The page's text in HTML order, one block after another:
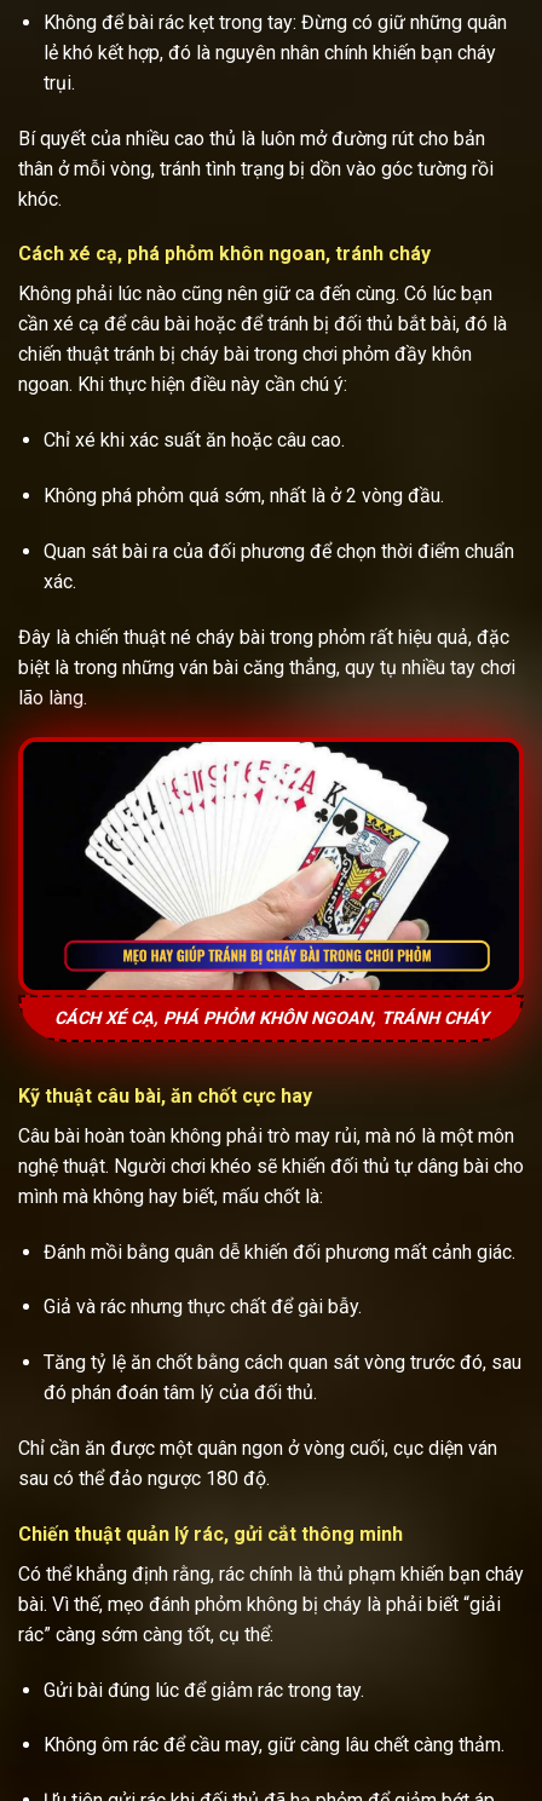
Không để bài rác kẹt trong tay: Đừng có giữ những quân
lẻ khó kết hợp, đó là nguyên nhân chính khiến bạn cháy
trụi.
Bí quyết của nhiều cao thủ là luôn mở đường rút cho bản
thân ở mỗi vòng, tránh tình trạng bị dồn vào góc tường rồi
khóc.
Cách xé cạ, phá phỏm khôn ngoan, tránh cháy
Không phải lúc nào cũng nên giữ ca đến cùng. Có lúc bạn
cần xé cạ để câu bài hoặc để tránh bị đối thủ bắt bài, đó là
chiến thuật tránh bị cháy bài trong chơi phỏm đầy khôn
ngoan. Khi thực hiện điều này cần chú ý:
Chỉ xé khi xác suất ăn hoặc câu cao.
Không phá phỏm quá sớm, nhất là ở 2 vòng đầu.
Quan sát bài ra của đối phương để chọn thời điểm chuẩn
xác.
Đây là chiến thuật né cháy bài trong phỏm rất hiệu quả, đặc
biệt là trong những ván bài căng thẳng, quy tụ nhiều tay chơi
lão làng.
CÁCH XÉ CẠ, PHÁ PHỎM KHÔN NGOAN, TRÁNH CHÁY
Kỹ thuật câu bài, ăn chốt cực hay
Câu bài hoàn toàn không phải trò may rủi, mà nó là một môn
nghệ thuật. Người chơi khéo sẽ khiến đối thủ tự dâng bài cho
mình mà không hay biết, mấu chốt là:
Đánh mồi bằng quân dễ khiến đối phương mất cảnh giác.
Giả và rác nhưng thực chất để gài bẫy.
Tăng tỷ lệ ăn chốt bằng cách quan sát vòng trước đó, sau
đó phán đoán tâm lý của đối thủ.
Chỉ cần ăn được một quân ngon ở vòng cuối, cục diện ván
sau có thể đảo ngược 180 độ.
Chiến thuật quản lý rác, gửi cắt thông minh
Có thể khẳng định rằng, rác chính là thủ phạm khiến bạn cháy
bài. Vì thế, mẹo đánh phỏm không bị cháy là phải biết “giải
rác” càng sớm càng tốt, cụ thể:
Gửi bài đúng lúc để giảm rác trong tay.
Không ôm rác để cầu may, giữ càng lâu chết càng thảm.